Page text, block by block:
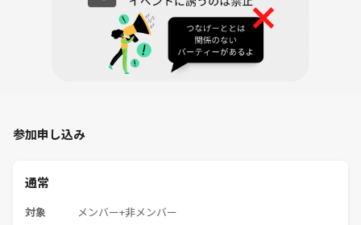
希望者でゆるくご飯に行く予定です🍚
ゆったり過ごす博物館イベントです🌙
参加申し込み
通常
対象 メンバー+非メンバー